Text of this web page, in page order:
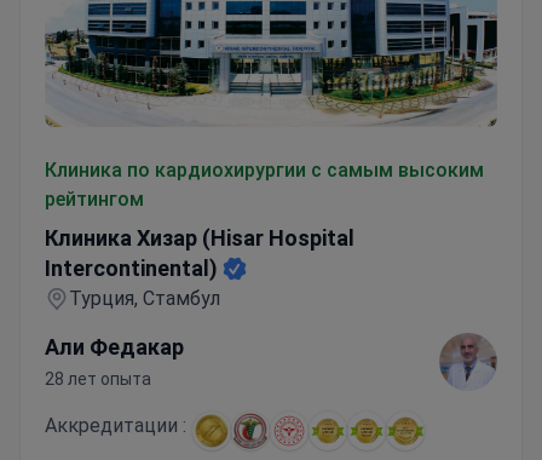
Клиника по кардиохирургии с самым высоким
рейтингом
Клиника Хизар (Hisar Hospital
Intercontinental)
Турция, Стамбул
Али Федакар
28 лет опыта
Аккредитации :